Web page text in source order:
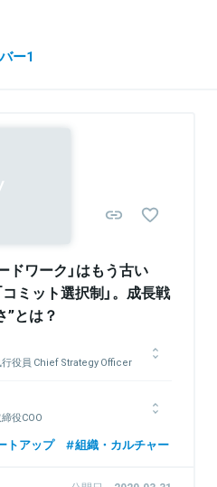
ー1
ドワーク」はもう古い
コミット選択制」。成長戦
”とは？
役員 Chief Strategy Officer
に入社。金融機関や官公庁に対す
、2011年より、データ分析に基
広告戦略立案までを行う社内新規
に従事。2018年、株式会社空に
役COO
業。学生時代はドキュメンタリー
トアップ 組織・カルチャー